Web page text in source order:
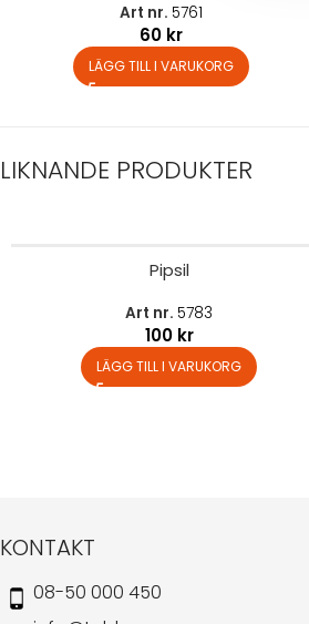
Art nr. 5761
60 kr
LÄGG TILL I VARUKORG
LIKNANDE PRODUKTER
Pipsil
Art nr. 5783
100 kr
LÄGG TILL I VARUKORG
KONTAKT
08-50 000 450